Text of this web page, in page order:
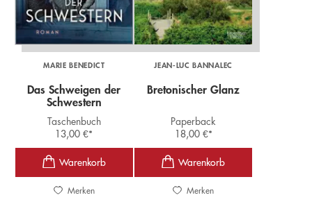
MARIE BENEDICT
Das Schweigen der
Schwestern
Taschenbuch
13,00€*
Merken
JEAN-LUC BANNALEC
Bretonischer Glanz
Paperback
18,00 €*
Merken